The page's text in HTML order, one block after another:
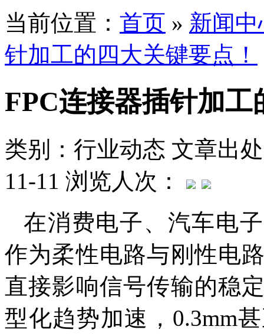
当前位置： 首页 » 新闻中
针加工的四大关键要点！
FPC连接器插针加
类别：行业动态 文章出
11-11 浏览人次：
在消费电子、汽车电
作为柔性电路与刚性电
直接影响信号传输的稳
型化趋势加速，0.3mm